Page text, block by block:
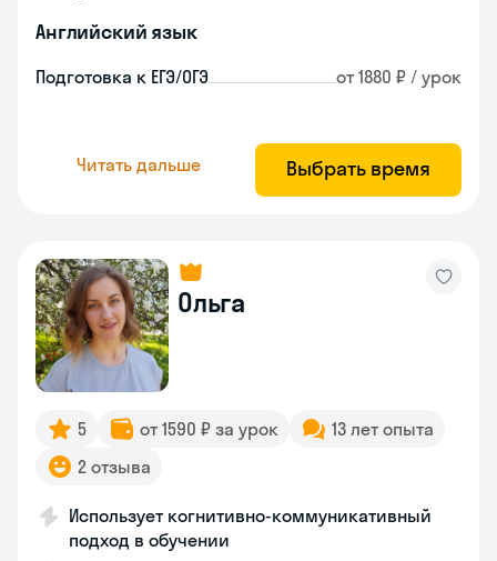
Английский язык
Подготовка к ЕГЭ/ОГЭ от 1880 ₽ / урок
Читать дальше Выбрать время
Ольга
5 от 1590 ₽ за урок
13 лет опыта
2 отзыва
Использует когнитивно-коммуникативный
подход в обучении